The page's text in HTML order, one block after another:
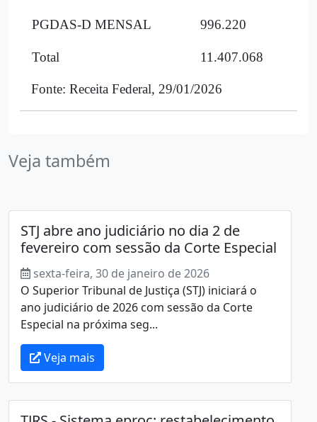
PGDAS-D MENSAL 996.220
Total 11.407.068
Fonte: Receita Federal, 29/01/2026
Veja também
STJ abre ano judiciário no dia 2 de
fevereiro com sessão da Corte Especial
sexta-feira, 30 de janeiro de 2026
O Superior Tribunal de Justiça (STJ) iniciará o
ano judiciário de 2026 com sessão da Corte
Especial na próxima seg...
Veja mais